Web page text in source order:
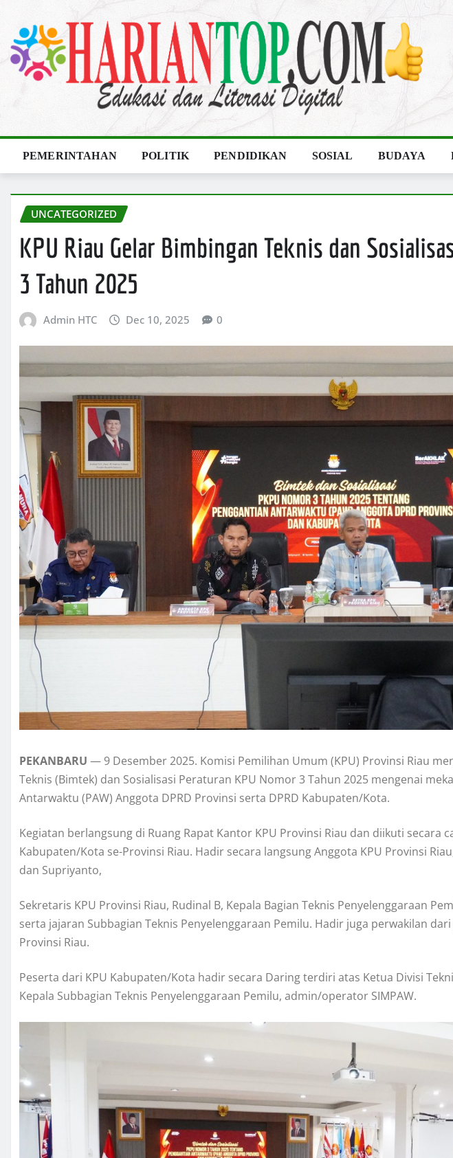
content
PEMERINTAHAN POLITIK PENDIDIKAN SOSIAL BUDAYA
UNCATEGORIZED
KPU Riau Gelar Bimbingan Teknis dan
3 Tahun 2025
Admin HTC Dec 10, 2025 0
PEKANBARU — 9 Desember 2025. Komisi Pemilihan Umum (KPU) Provinsi Riau
Teknis (Bimtek) dan Sosialisasi Peraturan KPU Nomor 3 Tahun 2025 mengenai
Antarwaktu (PAW) Anggota DPRD Provinsi serta DPRD Kabupaten/Kota.
Kegiatan berlangsung di Ruang Rapat Kantor KPU Provinsi Riau dan diikuti secara
Kabupaten/Kota se-Provinsi Riau. Hadir secara langsung Anggota KPU Provinsi
dan Supriyanto,
Sekretaris KPU Provinsi Riau, Rudinal B, Kepala Bagian Teknis Penyelenggaraan
serta jajaran Subbagian Teknis Penyelenggaraan Pemilu. Hadir juga perwakilan
Provinsi Riau.
Peserta dari KPU Kabupaten/Kota hadir secara Daring terdiri atas Ketua Divisi
Kepala Subbagian Teknis Penyelenggaraan Pemilu, admin/operator SIMPAW.